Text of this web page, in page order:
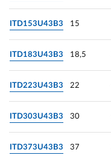
ITD153U43B3 15
ITD183U43B3 18,5
ITD223U43B3 22
ITD303U43B3 30
ITD373U43B3 37